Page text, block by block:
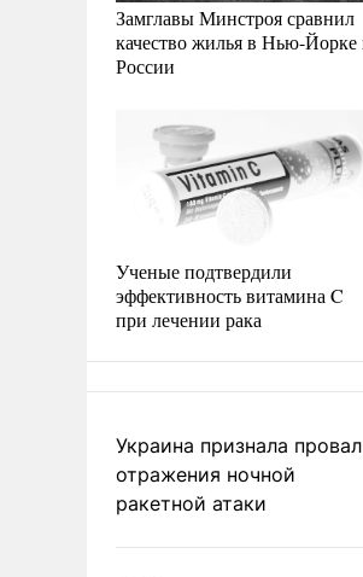
Замглавы Минстроя сравнил
качество жилья в Нью-Йорке
России
Ученые подтвердили
эффективность витамина C
при лечении рака
Украина признала провал
отражения ночной
ракетной атаки